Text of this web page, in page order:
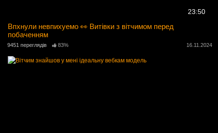
23:50
Впхнули невпихуемо 👀 Витівки з вітчимом перед
побаченням
9451 переглядів 83% 16.11.2024